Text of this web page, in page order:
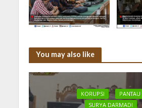
You may also like
KORUPSI
PANTAU
SURYA DARMADI